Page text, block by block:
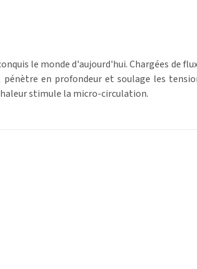
le monde d'aujourd'hui. Chargées de
en profondeur et soulage les
stimule la micro-circulation.